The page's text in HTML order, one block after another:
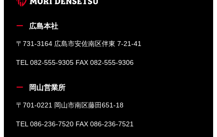
広島本社
〒731-3164 広島市安佐南区伴東 7-21-41
TEL 082-555-9305 FAX 082-555-9306
岡山営業所
〒701-0221 岡山市南区藤田651-18
TEL 086-236-7520 FAX 086-236-7521